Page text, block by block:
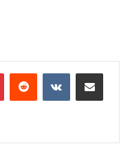
PinterestReddit VKontakteShare via Email